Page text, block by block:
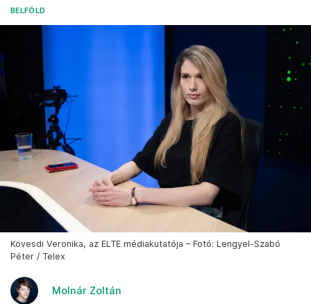
BELFÖLD
Kövesdi Veronika, az ELTE médiakutatója – Fotó: Lengyel-Szabó
Péter / Telex
Molnár Zoltán